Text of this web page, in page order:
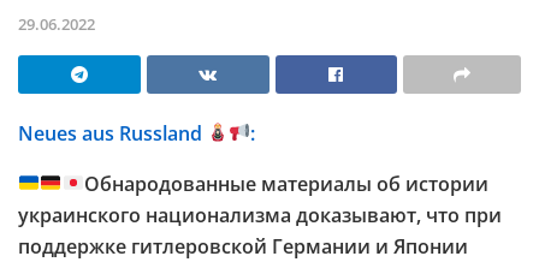
29.06.2022
Neues aus Russland
:
Обнародованные материалы об истории
украинского национализма доказывают, что при
поддержке гитлеровской Германии и Японии